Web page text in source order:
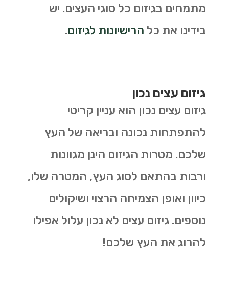
מתמחים בגיזום כל סוגי העצים. יש
בידינו את כל הרישיונות לגיזום.
גיזום עצים נכון
גיזום עצים נכון הוא עניין קריטי
להתפתחות נכונה ובריאה של העץ
שלכם. מטרות הגיזום הינן מגוונות
ורבות בהתאם לסוג העץ, המטרה שלו,
כיוון ואופן הצמיחה הרצוי ושיקולים
נוספים. גיזום עצים לא נכון עלול אפילו
להרוג את העץ שלכם!